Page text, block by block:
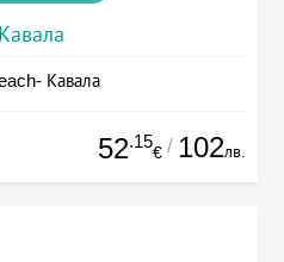
Кавала
Кавала
52.15
€ / 102лв.